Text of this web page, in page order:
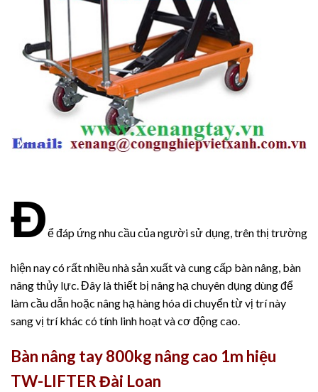
Để đáp ứng nhu cầu của người sử dụng, trên thị trường
hiện nay có rất nhiều nhà sản xuất và cung cấp bàn nâng, bàn
nâng thủy lực. Đây là thiết bị nâng hạ chuyên dụng dùng để
làm cầu dẫn hoặc nâng hạ hàng hóa di chuyển từ vị trí này
sang vị trí khác có tính linh hoạt và cơ động cao.
Bàn nâng tay 800kg nâng cao 1m hiệu
TW-LIFTER Đài Loan